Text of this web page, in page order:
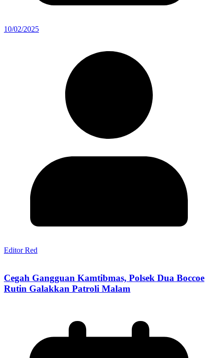
10/02/2025
Editor Red
Cegah Gangguan Kamtibmas, Polsek Dua Boccoe
Rutin Galakkan Patroli Malam